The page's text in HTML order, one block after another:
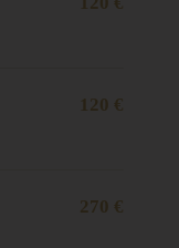
120 €
270 €